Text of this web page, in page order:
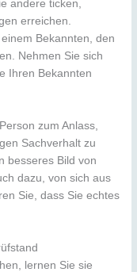
andere ticken,
erreichen.
Bekannten, den
Nehmen Sie sich
Ihren Bekannten
zum Anlass,
Sachverhalt zu
besseres Bild von
dazu, von sich aus
Sie, dass Sie echtes
lernen Sie sie